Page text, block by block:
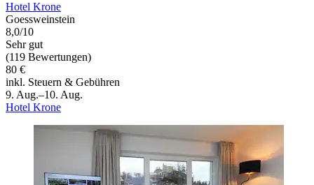
Hotel Krone
Goessweinstein
8,0/10
Sehr gut
(119 Bewertungen)
80 €
inkl. Steuern & Gebühren
9. Aug.–10. Aug.
Hotel Krone